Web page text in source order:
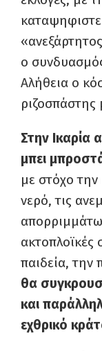
ο
Αλήθεια ο
ριζοσπάστης
Στην Ικαρία
μπει
με στόχο την
νερό, τις
ακτοπλοϊκές
παιδεία, την
θα
και
εχθρικό